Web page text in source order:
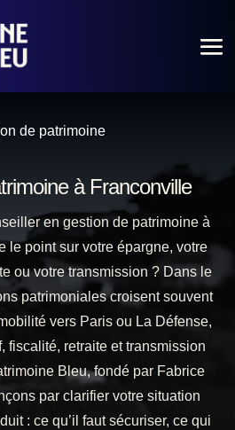
de patrimoine
à Franconville
en gestion de patrimoine à
le point sur votre épargne, votre
ou votre transmission ? Dans le
patrimoniales croisent souvent
vers Paris ou La Défense,
fiscalité, retraite et transmission
Bleu, fondé par Fabrice
par clarifier votre situation
: ce qu’il faut sécuriser, ce qui